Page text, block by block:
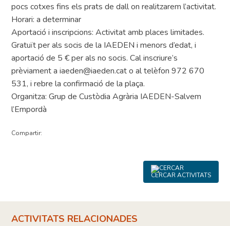
pocs cotxes fins els prats de dall on realitzarem l’activitat.
Horari: a determinar
Aportació i inscripcions: Activitat amb places limitades.
Gratuït per als socis de la IAEDEN i menors d’edat, i
aportació de 5 € per als no socis. Cal inscriure’s
prèviament a iaeden@iaeden.cat o al telèfon 972 670
531, i rebre la confirmació de la plaça.
Organitza: Grup de Custòdia Agrària IAEDEN-Salvem
l’Empordà
Compartir:
CERCAR ACTIVITATS
ACTIVITATS RELACIONADES